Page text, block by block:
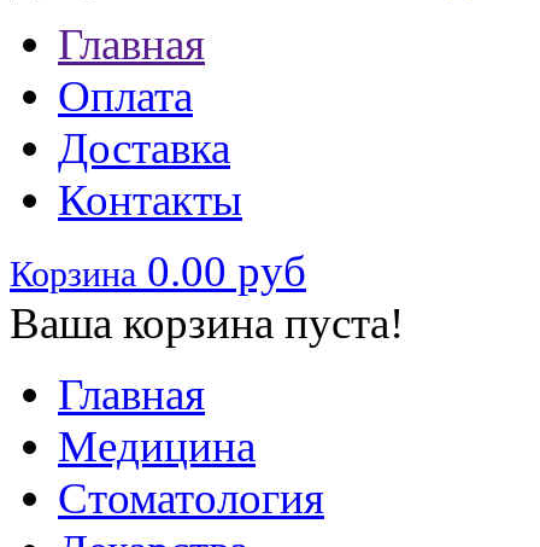
Главная
Оплата
Доставка
Контакты
Корзина 0.00 руб
Ваша корзина пуста!
Главная
Медицина
Стоматология